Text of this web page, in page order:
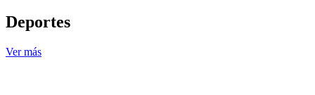
Deportes
Ver más